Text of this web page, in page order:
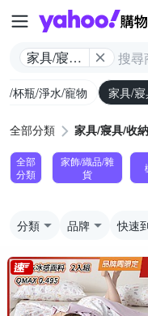
家具/寢具/
/杯瓶/淨水/寵物 家具/
全部分類 家具/寢具/收
全部
分類
家飾/織品/雜
貨
分類 品牌 快速